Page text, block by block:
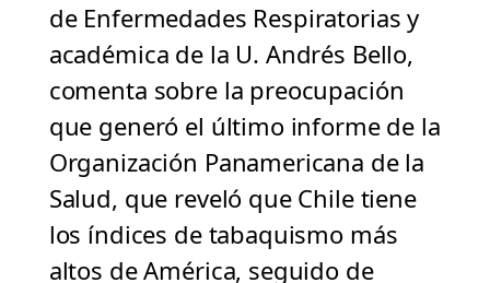
de Enfermedades Respiratorias y
académica de la U. Andrés Bello,
comenta sobre la preocupación
que generó el último informe de la
Organización Panamericana de la
Salud, que reveló que Chile tiene
los índices de tabaquismo más
altos de América, seguido de